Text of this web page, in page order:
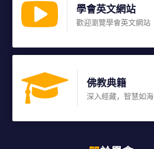
學會英文網站
歡迎瀏覽學會英文網站
佛教典籍
深入經藏，智慧如海